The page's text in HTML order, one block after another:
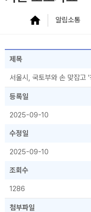
알림소통
제목
서울시, 국토부와 손 맞잡고
등록일
2025-09-10
수정일
2025-09-10
조회수
1286
첨부파일